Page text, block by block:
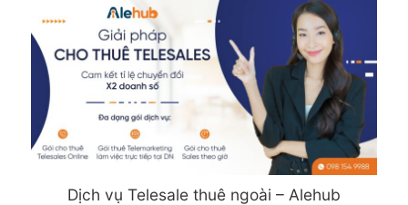
Dịch vụ Telesale thuê ngoài – Alehub